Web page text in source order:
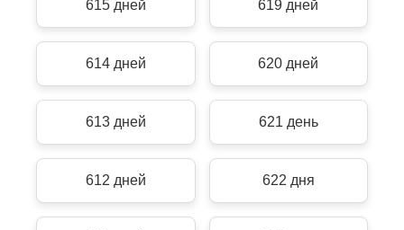
615 дней 619 дней
614 дней 620 дней
613 дней 621 день
612 дней 622 дня